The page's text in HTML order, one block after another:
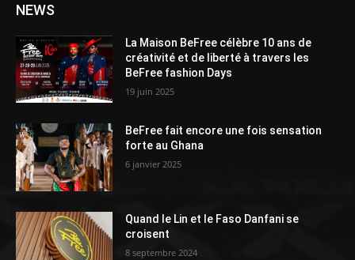
NEWS
La Maison BeFree célèbre 10 ans de
créativité et de liberté à travers les
BeFree fashion Days
19 juin 2025
BeFree fait encore une fois sensation
forte au Ghana
6 janvier 2025
Quand le Lin et le Faso Danfani se
croisent
8 septembre 2024